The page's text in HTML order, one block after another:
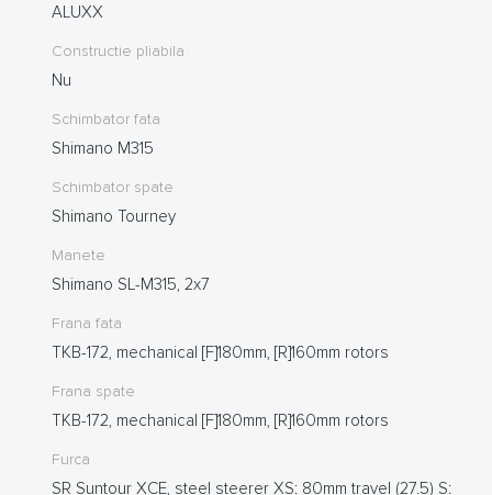
ALUXX
Constructie pliabila
Nu
Schimbator fata
Shimano M315
Schimbator spate
Shimano Tourney
Manete
Shimano SL-M315, 2x7
Frana fata
TKB-172, mechanical [F]180mm, [R]160mm rotors
Frana spate
TKB-172, mechanical [F]180mm, [R]160mm rotors
Furca
SR Suntour XCE, steel steerer XS: 80mm travel (27.5) S: